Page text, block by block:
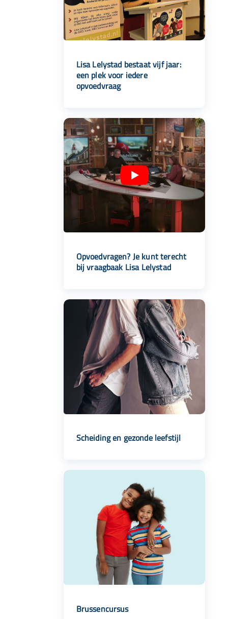
Lisa Lelystad bestaat vijf jaar:
een plek voor iedere
opvoedvraag
Opvoedvragen? Je kunt terecht
bij vraagbaak Lisa Lelystad
Scheiding en gezonde leefstijl
Brussencursus